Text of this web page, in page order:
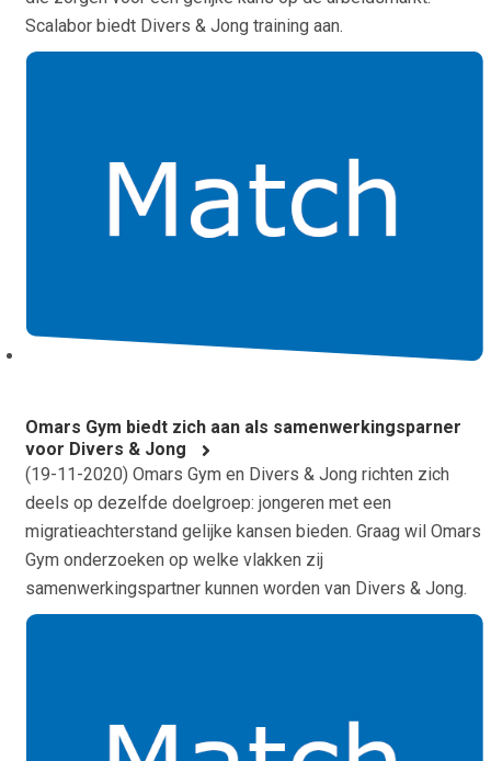
Scalabor biedt Divers & Jong training aan.
Omars Gym biedt zich aan als samenwerkingsparner
voor Divers & Jong
(19-11-2020) Omars Gym en Divers & Jong richten zich
deels op dezelfde doelgroep: jongeren met een
migratieachterstand gelijke kansen bieden. Graag wil Omars
Gym onderzoeken op welke vlakken zij
samenwerkingspartner kunnen worden van Divers & Jong.